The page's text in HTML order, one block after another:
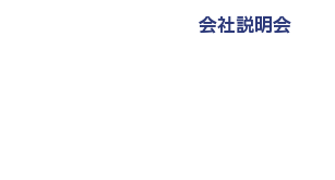
会社説明会